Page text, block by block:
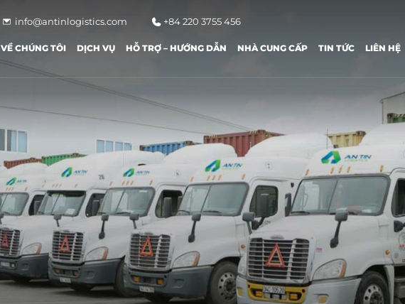
info@antinlogistics.com +84 220 3755 456
VỀ CHÚNG TÔI DỊCH VỤ HỖ TRỢ – HƯỚNG DẪN NHÀ CUNG CẤP TIN TỨC LIÊN HỆ